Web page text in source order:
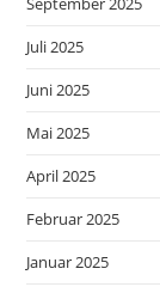
Juli 2025
Juni 2025
Mai 2025
April 2025
Februar 2025
Januar 2025